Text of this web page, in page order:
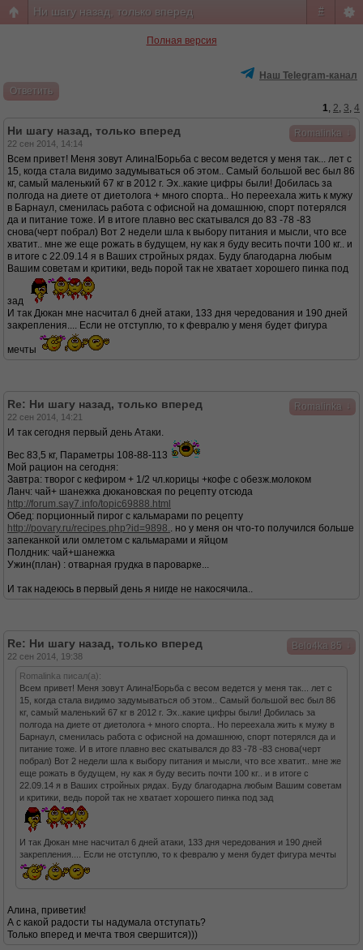
#
Ни шагу назад, только вперед
Полная версия
Наш Telegram-канал
Ответить
1, 2, 3, 4
Romalinka
Ни шагу назад, только вперед
22 сен 2014, 14:14
Всем привет! Меня зовут Алина!Борьба с весом ведется у меня так... лет с
15, когда стала видимо задумываться об этом.. Самый большой вес был 86
кг, самый маленький 67 кг в 2012 г. Эх..какие цифры были! Добилась за
полгода на диете от диетолога + много спорта.. Но переехала жить к мужу
в Барнаул, сменилась работа с офисной на домашнюю, спорт потерялся
да и питание тоже. И в итоге плавно вес скатывался до 83 -78 -83
снова(черт побрал) Вот 2 недели шла к выбору питания и мысли, что все
хватит.. мне же еще рожать в будущем, ну как я буду весить почти 100 кг.. и
в итоге с 22.09.14 я в Ваших стройных рядах. Буду благодарна любым
Вашим советам и критики, ведь порой так не хватает хорошего пинка под
зад
И так Дюкан мне насчитал 6 дней атаки, 133 дня чередования и 190 дней
закрепления.... Если не отступлю, то к февралю у меня будет фигура
мечты
Romalinka
Re: Ни шагу назад, только вперед
22 сен 2014, 14:21
И так сегодня первый день Атаки.
Вес 83,5 кг, Параметры 108-88-113
Мой рацион на сегодня:
Завтра: творог с кефиром + 1/2 чл.корицы +кофе с обезж.молоком
Ланч: чай+ шанежка дюкановская по рецепту отсюда
http://forum.say7.info/topic69888.html
Обед: порционный пирог с кальмарами по рецепту
http://povary.ru/recipes.php?id=9898.. но у меня он что-то получился больше
запеканкой или омлетом с кальмарами и яйцом
Полдник: чай+шанежка
Ужин(план) : отварная грудка в пароварке...
И так надеюсь в первый день я нигде не накосячила..
Belo4ka 85
Re: Ни шагу назад, только вперед
22 сен 2014, 19:38
Romalinka писал(а):
Всем привет! Меня зовут Алина!Борьба с весом ведется у меня так... лет с
15, когда стала видимо задумываться об этом.. Самый большой вес был 86
кг, самый маленький 67 кг в 2012 г. Эх..какие цифры были! Добилась за
полгода на диете от диетолога + много спорта.. Но переехала жить к мужу в
Барнаул, сменилась работа с офисной на домашнюю, спорт потерялся да и
питание тоже. И в итоге плавно вес скатывался до 83 -78 -83 снова(черт
побрал) Вот 2 недели шла к выбору питания и мысли, что все хватит.. мне же
еще рожать в будущем, ну как я буду весить почти 100 кг.. и в итоге с
22.09.14 я в Ваших стройных рядах. Буду благодарна любым Вашим советам
и критики, ведь порой так не хватает хорошего пинка под зад
И так Дюкан мне насчитал 6 дней атаки, 133 дня чередования и 190 дней
закрепления.... Если не отступлю, то к февралю у меня будет фигура мечты
Алина, приветик!
А с какой радости ты надумала отступать?
Только вперед и мечта твоя свершится)))